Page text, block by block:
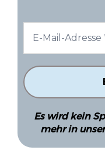
Es wird kein
mehr in